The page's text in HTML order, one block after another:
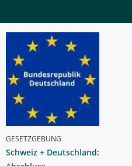
GESETZGEBUNG
Schweiz + Deutschland: